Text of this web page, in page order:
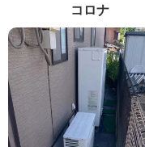
コロナ